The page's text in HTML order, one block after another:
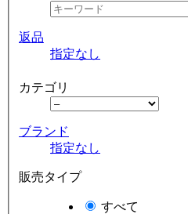
返品
指定なし
カテゴリ
ブランド
指定なし
販売タイプ
すべて